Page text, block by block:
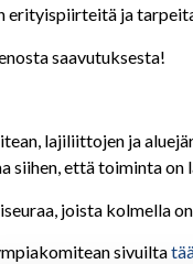
erityispiirteitä ja
saavutuksesta!
lajiliittojen ja
siihen, että toiminta
joista kolmella
sivuilta